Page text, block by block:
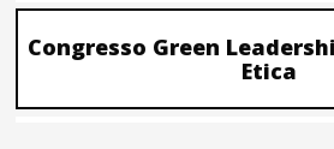
Congresso Green
Etica